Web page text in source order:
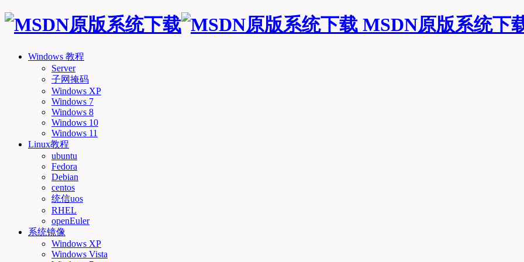
MSDN原版系统下
Windows 教程
Server
子网掩码
Windows XP
Windows 7
Windows 8
Windows 10
Windows 11
Linux教程
ubuntu
Fedora
Debian
centos
统信uos
RHEL
openEuler
系统镜像
Windows XP
Windows Vista